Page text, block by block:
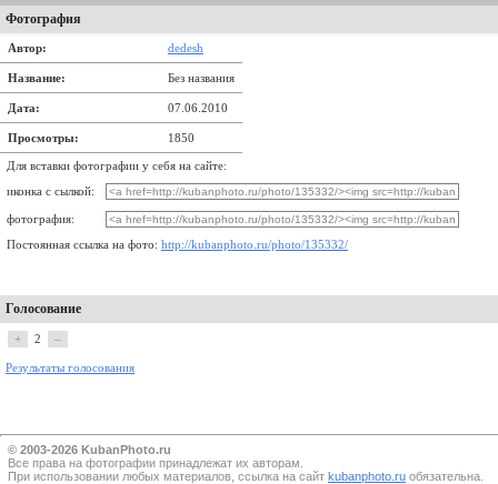
Фотография
Автор: dedesh
Название: Без названия
Дата: 07.06.2010
Просмотры: 1850
Для вставки фотографии у себя на сайте:
иконка с сылкой:
фотография:
Постоянная ссылка на фото: http://kubanphoto.ru/photo/135332/
Голосование
+ 2 –
Результаты голосования
© 2003-2026 KubanPhoto.ru
Все прaва на фотографии принадлежат их авторам.
При использовании любых материалов, ссылка на сайт kubanphoto.ru обязательна.